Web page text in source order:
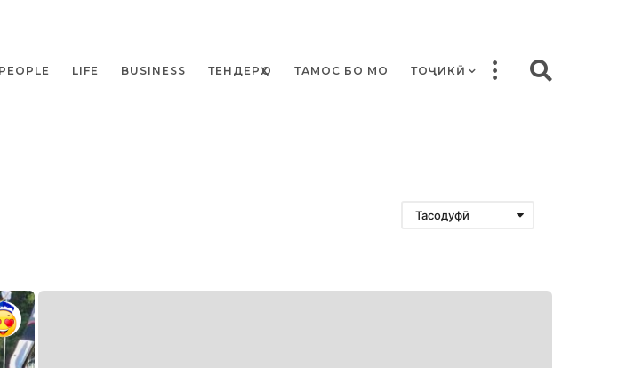
PEOPLE LIFE BUSINESS ТЕНДЕРҲО ТАМОС БО МО ТОҶИКӢ
Тасодуфӣ